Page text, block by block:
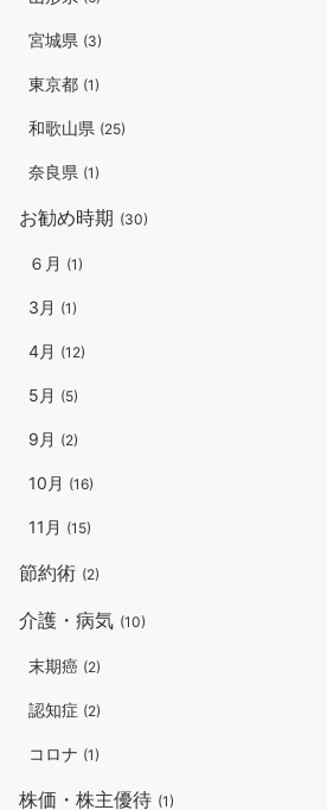
宮城県 (3)
東京都 (1)
和歌山県 (25)
奈良県 (1)
お勧め時期 (30)
６月 (1)
3月 (1)
4月 (12)
5月 (5)
9月 (2)
10月 (16)
11月 (15)
節約術 (2)
介護・病気 (10)
末期癌 (2)
認知症 (2)
コロナ (1)
株価・株主優待 (1)